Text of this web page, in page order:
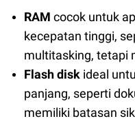
RAM cocok untuk
kecepatan tinggi,
multitasking, tetapi
Flash disk ideal
panjang, seperti
memiliki batasan